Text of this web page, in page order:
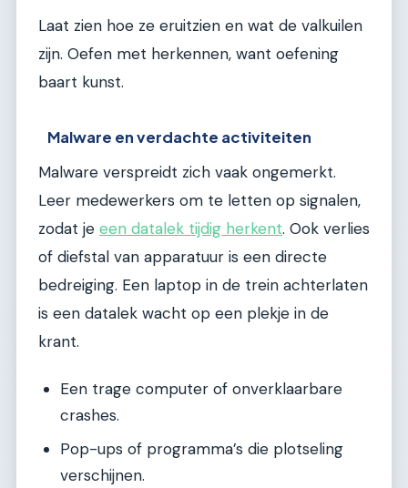
Laat zien hoe ze eruitzien en wat de valkuilen
zijn. Oefen met herkennen, want oefening
baart kunst.
Malware en verdachte activiteiten
Malware verspreidt zich vaak ongemerkt.
Leer medewerkers om te letten op signalen,
zodat je een datalek tijdig herkent. Ook verlies
of diefstal van apparatuur is een directe
bedreiging. Een laptop in de trein achterlaten
is een datalek wacht op een plekje in de
krant.
Een trage computer of onverklaarbare
crashes.
Pop-ups of programma’s die plotseling
verschijnen.